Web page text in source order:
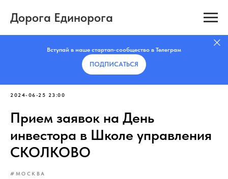
Дорога Единорога
Вступай в наше стартап-сообщество в Телеграм
ПОДПИСАТЬCЯ
2024-06-25 23:00
Прием заявок на День
инвестора в Школе управления
СКОЛКОВО
#МОСКВА